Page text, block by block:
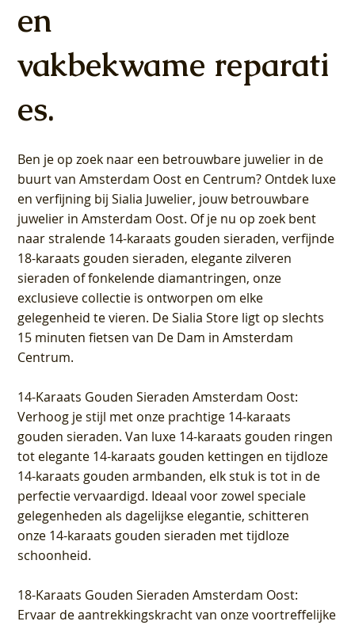
en
vakbekwame reparati
es.
Ben je op zoek naar een betrouwbare juwelier in de
buurt van Amsterdam Oost en Centrum? Ontdek luxe
en verfijning bij Sialia Juwelier, jouw betrouwbare
juwelier in Amsterdam Oost. Of je nu op zoek bent
naar stralende 14-karaats gouden sieraden, verfijnde
18-karaats gouden sieraden, elegante zilveren
sieraden of fonkelende diamantringen, onze
exclusieve collectie is ontworpen om elke
gelegenheid te vieren. De Sialia Store ligt op slechts
15 minuten fietsen van De Dam in Amsterdam
Centrum.
14-Karaats Gouden Sieraden Amsterdam Oost:
Verhoog je stijl met onze prachtige 14-karaats
gouden sieraden. Van luxe 14-karaats gouden ringen
tot elegante 14-karaats gouden kettingen en tijdloze
14-karaats gouden armbanden, elk stuk is tot in de
perfectie vervaardigd. Ideaal voor zowel speciale
gelegenheden als dagelijkse elegantie, schitteren
onze 14-karaats gouden sieraden met tijdloze
schoonheid.
18-Karaats Gouden Sieraden Amsterdam Oost:
Ervaar de aantrekkingskracht van onze voortreffelijke